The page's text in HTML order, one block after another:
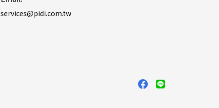
services@pidi.com.tw